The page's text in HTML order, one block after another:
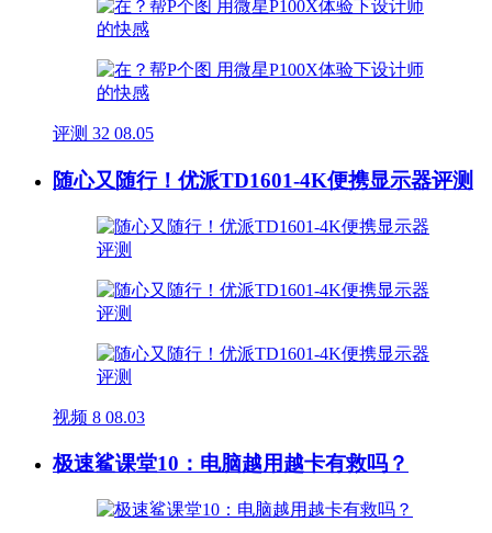
评测 32 08.05
随心又随行！优派TD1601-4K便携显示器评测
视频 8 08.03
极速鲨课堂10：电脑越用越卡有救吗？